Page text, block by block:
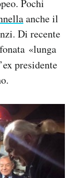
Pochi
anche il
Di recente
«lunga
presidente